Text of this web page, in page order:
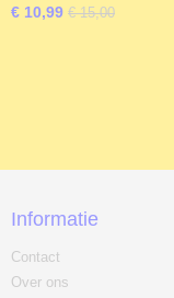
€ 10,99 € 15,00
Informatie
Contact
Over ons